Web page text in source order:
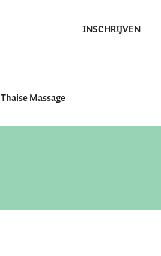
INSCHRIJVEN
Thaise Massage